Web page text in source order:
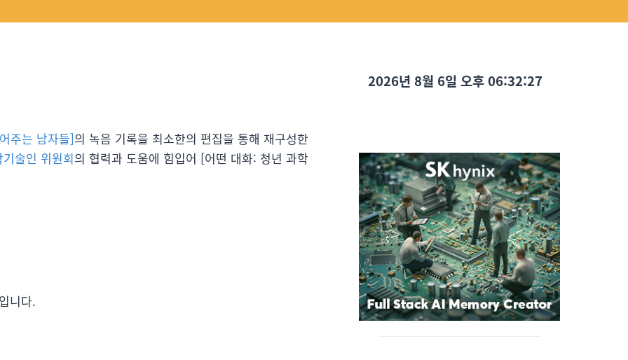
주는 남자들]의 녹음 기록을 최소한의 편집을 통해 재구성한
술인 위원회의 협력과 도움에 힘입어 [어떤 대화: 청년 과학
니다.
2026년 8월 6일 오후 06:32:29